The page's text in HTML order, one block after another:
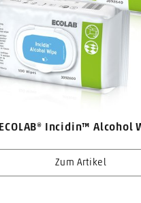
ECOLAB® Incidin™ Alcohol
Zum Artikel